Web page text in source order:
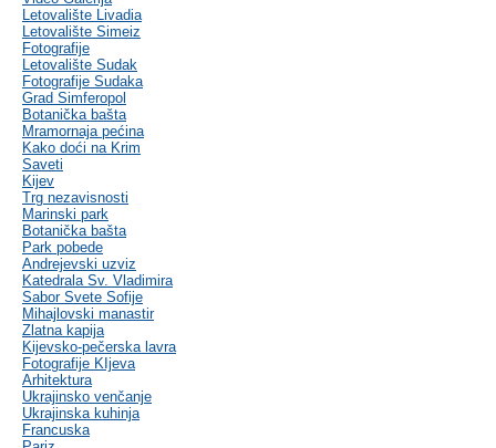
Letovalište Livadia
Letovalište Simeiz
Fotografije
Letovalište Sudak
Fotografije Sudaka
Grad Simferopol
Botanička bašta
Mramornaja pećina
Kako doći na Krim
Saveti
Kijev
Trg nezavisnosti
Marinski park
Botanička bašta
Park pobede
Andrejevski uzviz
Katedrala Sv. Vladimira
Sabor Svete Sofije
Mihajlovski manastir
Zlatna kapija
Kijevsko-pečerska lavra
Fotografije KIjeva
Arhitektura
Ukrajinsko venčanje
Ukrajinska kuhinja
Francuska